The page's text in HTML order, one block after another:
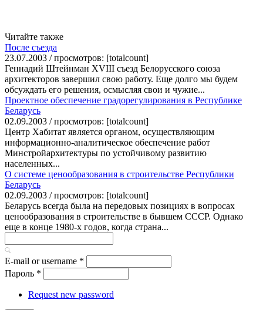
Читайте также
После съезда
23.07.2003 / просмотров: [totalcount]
Геннадий Штейнман XVIII съезд Белорусского союза
архитекторов завершил свою работу. Еще долго мы будем
обсуждать его решения, осмысляя свои и чужие...
Проектное обеспечение градорегулирования в Республике
Беларусь
02.09.2003 / просмотров: [totalcount]
Центр Хабитат является органом, осуществляющим
информационно-аналитическое обеспечение работ
Минстройархитектуры по устойчивому развитию
населенных...
О системе ценообразования в строительстве Республики
Беларусь
02.09.2003 / просмотров: [totalcount]
Беларусь всегда была на передовых позициях в вопросах
ценообразования в строительстве в бывшем СССР. Однако
еще в конце 1980-х годов, когда страна...
E-mail or username *
Пароль *
Request new password